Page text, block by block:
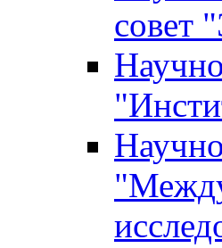
совет